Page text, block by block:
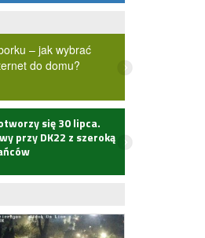
– jak wybrać
do domu?
się 30 lipca.
przy DK22 z szeroką